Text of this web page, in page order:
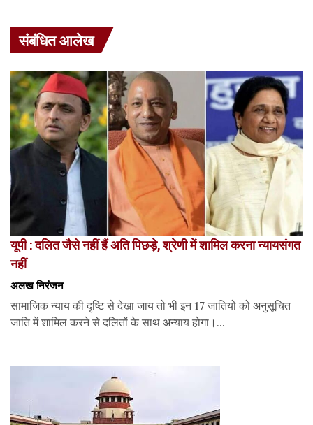
संबंधित आलेख
यूपी : दलित जैसे नहीं हैं अति पिछड़े, श्रेणी में शामिल करना न्यायसंगत
नहीं
अलख निरंजन
सामाजिक न्याय की दृष्टि से देखा जाय तो भी इन 17 जातियों को अनुसूचित
जाति में शामिल करने से दलितों के साथ अन्याय होगा।...